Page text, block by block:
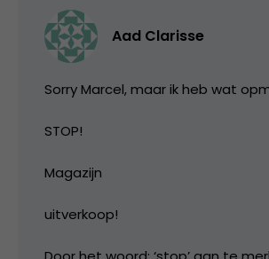
Aad Clarisse
Sorry Marcel, maar ik heb wat
STOP!
Magazijn
uitverkoop!